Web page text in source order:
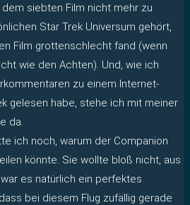
siebten Film nicht mehr zu
Star Trek Universum gehört,
Film grottenschlecht fand (wenn
wie den Achten). Und, wie ich
zu einem Internet-
gelesen habe, stehe ich mit meiner
da.
ich noch, warum der Companion
könnte. Sie wollte bloß nicht, aus
es natürlich ein perfektes
bei diesem Flug zufällig gerade